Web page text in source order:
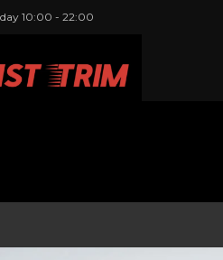
10:00 - 22:00